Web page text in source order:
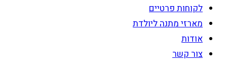
לקוחות פרטיים
מארזי מתנה ליולדת
אודות
צור קשר